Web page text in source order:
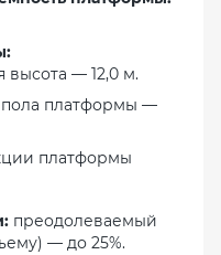
высота — 12,0 м.
пола платформы —
платформы
преодолеваемый
— до 25%.